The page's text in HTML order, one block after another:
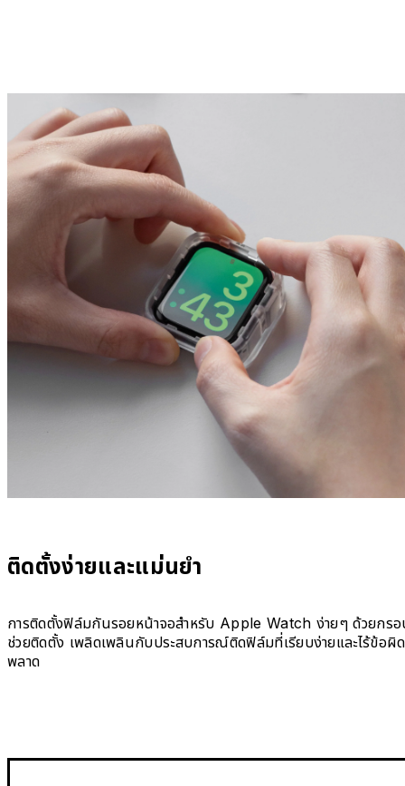
ติดตั้งง่ายและแม่นยำ
การติดตั้งฟิล์มกันรอยหน้าจอสำหรับ Apple Watch ง่ายๆ ด้วยกร
ช่วยติดตั้ง เพลิดเพลินกับประสบการณ์ติดฟิล์มที่เรียบง่ายและไร้ข้อผิด
พลาด